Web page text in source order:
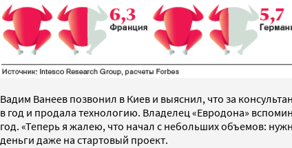
Вадим Ванеев позвонил в Киев и выяснил, что за
в год и продала технологию. Владелец «Евродона»
год. «Теперь я жалею, что начал с небольших объемов:
деньги даже на стартовый проект.